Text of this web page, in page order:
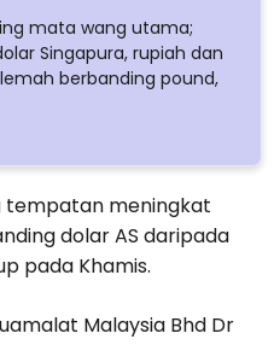
mata wang utama;
Singapura, rupiah dan
berbanding pound,
tempatan meningkat
dolar AS daripada
pada Khamis.
Malaysia Bhd Dr